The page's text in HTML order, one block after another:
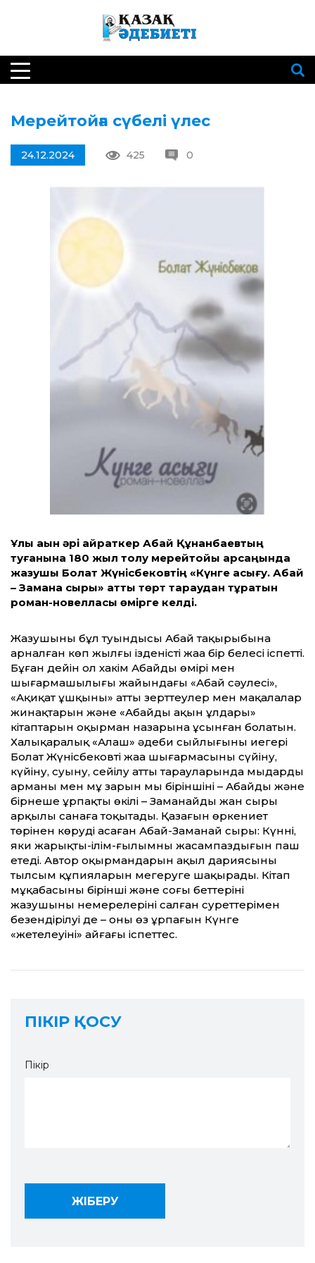
Мерейтойға сүбелі үлес
24.12.2024 425 0
Ұлы ақын әрі қайраткер Абай Құнанбаевтың
туғанына 180 жыл толу мерей­тойы қарсаңында
жазушы Болат Жүніс­беков­тің «Күнге асығу. Абай
– Замана сыры» атты төрт тараудан тұратын
роман-но­вел­ласы өмірге келді.
Жазушының бұл туындысы Абай тақырыбына
арналған көп жылғы ізденістің жаңа бір белесі іспетті.
Бұған дейін ол хакім Абайдың өмірі мен
шығармашылығы жайындағы «Абай сәулесі»,
«Ақиқат ұшқыны» атты зерттеулер мен мақалалар
жинақтарын және «Абайдың ақын ұлдары»
кітаптарын оқырман назарына ұсынған болатын.
Халықаралық «Алаш» әдеби сыйлығы­ның иегері
Болат Жүнісбековтің жаңа шығар­масының сүйіну,
күйіну, суыну, сейілу атты тарауларында мыңдардың
арманы мен мұң зарын мың біріншінің – Абайдың және
бірнеше ұрпақтың өкілі – Заманайдың жан сыры
арқылы санаға тоқытады. Қазағын өркениет
төрінен көруді аңсаған Абай-Заманай сыры: Күннің,
яки жарықтың-ілім-ғылымның жасампаздығын паш
етеді. Автор оқырмандарын ақыл дариясының
тылсым құпияларын меңгеруге шақырады. Кітап
мұқабасының бірінші және соңғы беттерінің
жазушының немерелерінің салған суреттерімен
безендірілуі де – оның өз ұрпағын Күнге
«жетелеуінің» айғағы іспеттес.
ПІКІР ҚОСУ
Пікір